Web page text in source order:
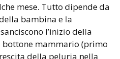
mese. Tutto dipende da
bambina e la
l’inizio della
mammario (primo
della peluria nella